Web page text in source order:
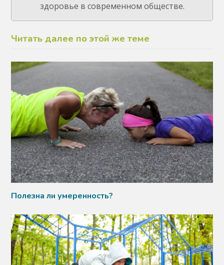
здоровье в современном обществе.
Читать далее по этой же теме
Полезна ли умеренность?